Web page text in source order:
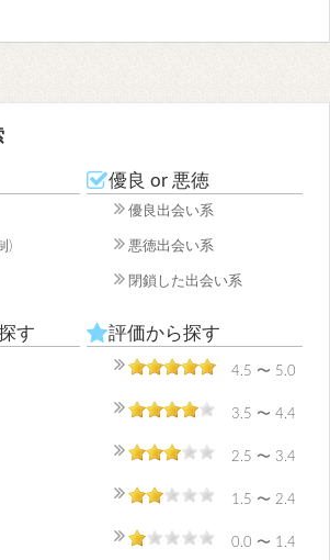
)
優良 or 悪徳
優良出会い系
悪徳出会い系
閉鎖した出会い系
す 評価から探す
4.5 〜 5.0
3.5 〜 4.4
2.5 〜 3.4
1.5 〜 2.4
0.0 〜 1.4